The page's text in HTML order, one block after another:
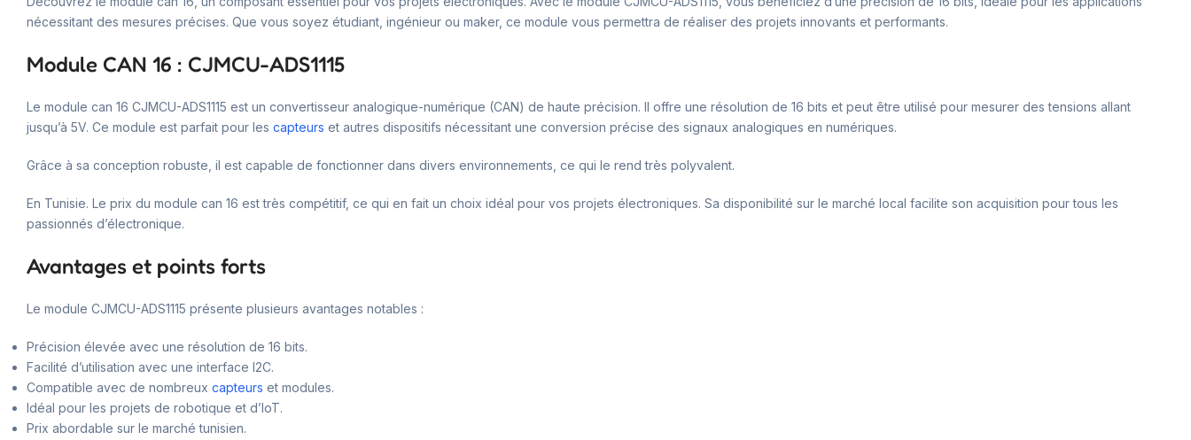
nécessitant des mesures précises. Que vous soyez étudiant, ingénieur ou maker, ce module vous permettra de réaliser des projets innovants et performants.
Module CAN 16 : CJMCU-ADS1115
Le module can 16 CJMCU-ADS1115 est un convertisseur analogique-numérique (CAN) de haute précision. Il offre une résolution de 16 bits et peut être utilisé pour mesurer des tensions allant
jusqu’à 5V. Ce module est parfait pour les capteurs et autres dispositifs nécessitant une conversion précise des signaux analogiques en numériques.
Grâce à sa conception robuste, il est capable de fonctionner dans divers environnements, ce qui le rend très polyvalent.
En Tunisie. Le prix du module can 16 est très compétitif, ce qui en fait un choix idéal pour vos projets électroniques. Sa disponibilité sur le marché local facilite son acquisition pour tous les
passionnés d’électronique.
Avantages et points forts
Le module CJMCU-ADS1115 présente plusieurs avantages notables :
Précision élevée avec une résolution de 16 bits.
Facilité d’utilisation avec une interface I2C.
Compatible avec de nombreux capteurs et modules.
Idéal pour les projets de robotique et d’IoT.
Prix abordable sur le marché tunisien.